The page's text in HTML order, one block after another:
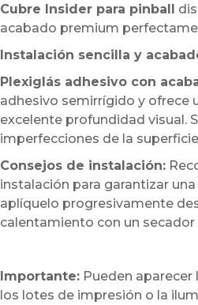
Cubre Insider para pinball
acabado premium
Instalación sencilla y
Plexiglás adhesivo con
adhesivo semirrígido y ofrece
excelente profundidad visual.
imperfecciones de la
Consejos de instalación:
instalación para garantizar
aplíquelo progresivamente
calentamiento con un
Importante:Pueden aparecer
los lotes de impresión o la